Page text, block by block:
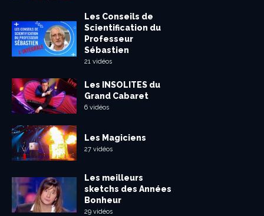
Les Conseils de
Scientification du
Professeur
Sébastien
21 vidéos
Les INSOLITES du
Grand Cabaret
6 vidéos
Les Magiciens
27 vidéos
Les meilleurs
sketchs des Années
Bonheur
29 vidéos